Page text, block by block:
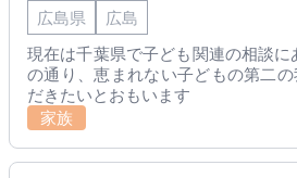
広島県
広島
現在は千葉県で子ども関連の相談
の通り、恵まれない子どもの第二
だきたいとおもいます
家族